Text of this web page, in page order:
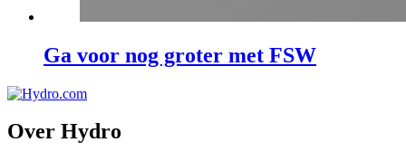
Ga voor nog groter met FSW
Over Hydro